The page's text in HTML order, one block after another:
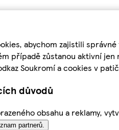
abychom zajistili
případě zůstanou aktivní
Soukromí a cookies v
důvodů
obsahu a reklamy,
partnerů.